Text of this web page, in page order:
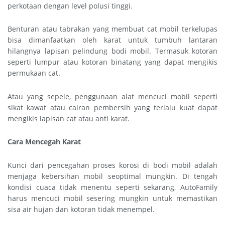
perkotaan dengan level polusi tinggi.
Benturan atau tabrakan yang membuat cat mobil terkelupas
bisa dimanfaatkan oleh karat untuk tumbuh lantaran
hilangnya lapisan pelindung bodi mobil. Termasuk kotoran
seperti lumpur atau kotoran binatang yang dapat mengikis
permukaan cat.
Atau yang sepele, penggunaan alat mencuci mobil seperti
sikat kawat atau cairan pembersih yang terlalu kuat dapat
mengikis lapisan cat atau anti karat.
Cara Mencegah Karat
Kunci dari pencegahan proses korosi di bodi mobil adalah
menjaga kebersihan mobil seoptimal mungkin. Di tengah
kondisi cuaca tidak menentu seperti sekarang, AutoFamily
harus mencuci mobil sesering mungkin untuk memastikan
sisa air hujan dan kotoran tidak menempel.